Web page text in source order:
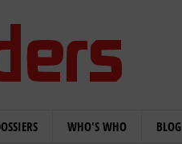
WHO'S WHO BLOG